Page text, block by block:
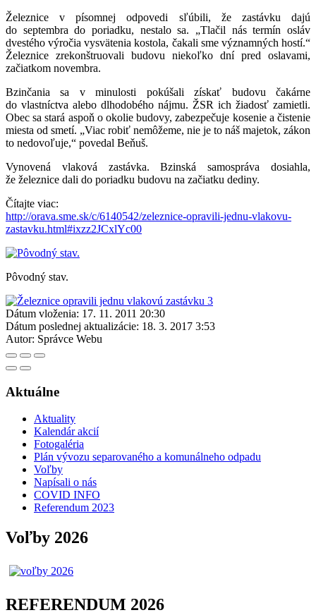
Železnice v písomnej odpovedi sľúbili, že zastávku dajú
do septembra do poriadku, nestalo sa. „Tlačil nás termín osláv
dvestého výročia vysvätenia kostola, čakali sme významných hostí.“
Železnice zrekonštruovali budovu niekoľko dní pred oslavami,
začiatkom novembra.
Bzinčania sa v minulosti pokúšali získať budovu čakárne
do vlastníctva alebo dlhodobého nájmu. ŽSR ich žiadosť zamietli.
Obec sa stará aspoň o okolie budovy, zabezpečuje kosenie a čistenie
miesta od smetí. „Viac robiť nemôžeme, nie je to náš majetok, zákon
to nedovoľuje,“ povedal Beňuš.
Vynovená vlaková zastávka. Bzinská samospráva dosiahla,
že železnice dali do poriadku budovu na začiatku dediny.
Čítajte viac:
http://orava.sme.sk/c/6140542/zeleznice-opravili-jednu-vlakovu-
zastavku.html#ixzz2JCxlYc00
Pôvodný stav.
Dátum vloženia: 17. 11. 2011 20:30
Dátum poslednej aktualizácie: 18. 3. 2017 3:53
Autor: Správce Webu
Aktuálne
Aktuality
Kalendár akcií
Fotogaléria
Plán vývozu separovaného a komunálneho odpadu
Voľby
Napísali o nás
COVID INFO
Referendum 2023
Voľby 2026
REFERENDUM 2026